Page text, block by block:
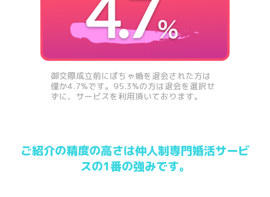
御交際成立前にぽちゃ婚を退会された方は
僅か4.7%です。95.3%の方は退会を選択せ
ずに、サービスを利用頂いております。
ご紹介の精度の高さは仲人制専門婚活サービ
スの1番の強みです。